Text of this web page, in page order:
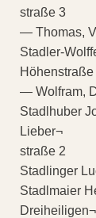
straße 3
— Thomas,
Stadler-
Höhenstraße
— Wolfram,
Stadlhuber
Lieber¬
straße 2
Stadlinger
Stadlmaier
Dreiheiligen¬